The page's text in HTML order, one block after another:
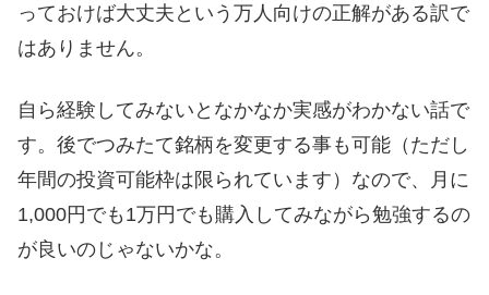
っておけば大丈夫という万人向けの正解がある訳で
はありません。
自ら経験してみないとなかなか実感がわかない話で
す。後でつみたて銘柄を変更する事も可能（ただし
年間の投資可能枠は限られています）なので、月に
1,000円でも1万円でも購入してみながら勉強するの
が良いのじゃないかな。